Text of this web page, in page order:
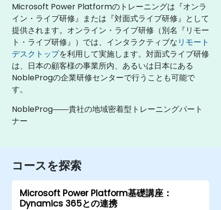
Microsoft Power Platformのトレーニングは『オンラ
イン・ライブ研修』または『対面式ライブ研修』として
提供されます。オンライン・ライブ研修（別名『リモー
ト・ライブ研修』）では、インタラクティブなリモート
デスクトップを利用して実施します。対面式ライブ研修
は、日本の顧客様の事業所内、あるいは日本にある
NobleProgの企業研修センターで行うことも可能で
す。
NobleProg――貴社の地域密着型トレーニングパート
ナー
コースを探索
Microsoft Power Platform基礎講座：
Dynamics 365との連携